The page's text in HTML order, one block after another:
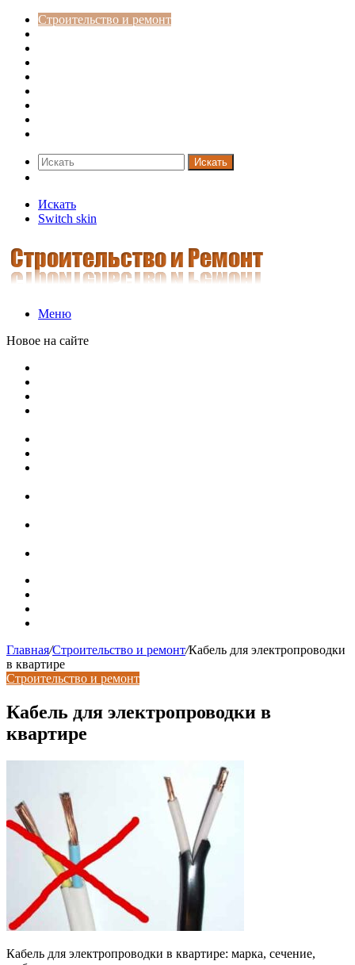
Строительство и ремонт
Искать
Искать
Switch skin
Меню
Новое на сайте
Главная/Строительство и ремонт/Кабель для электропроводки
в квартире
Строительство и ремонт
Кабель для электропроводки в
квартире
Кабель для электропроводки в квартире: марка, сечение,